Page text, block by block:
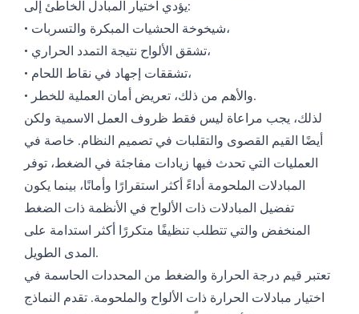
يؤدي اختيار المبادل الخاطئ إلى:
• شيخوخة الحشيات المبكرة والتسربات،
• تشقق الألواح نتيجة التمدد الحراري،
• تشققات إجهاد في نقاط اللحام،
• والأهم من ذلك، تعريض أمان العملية للخطر.
لذلك، يجب مراعاة ليس فقط ظروف العمل الاسمية ولكن
أيضًا القيم القصوى والتقلبات في تصميم النظام. خاصة في
العمليات التي تحدث فيها زيادات مفاجئة في الضغط، توفر
المبادلات الملحومة أداءً أكثر استقرارًا وأمانًا، بينما يكون
تفضيل المبادلات ذات الألواح في الأنظمة ذات الضغط
المنخفض والتي تتطلب تنظيفًا متكررًا أكثر استدامة على
المدى الطويل.
تعتبر قيم درجة الحرارة والضغط من المحددات الحاسمة في
اختيار مبادلات الحرارة ذات الألواح والملحومة. تقدم النماذج